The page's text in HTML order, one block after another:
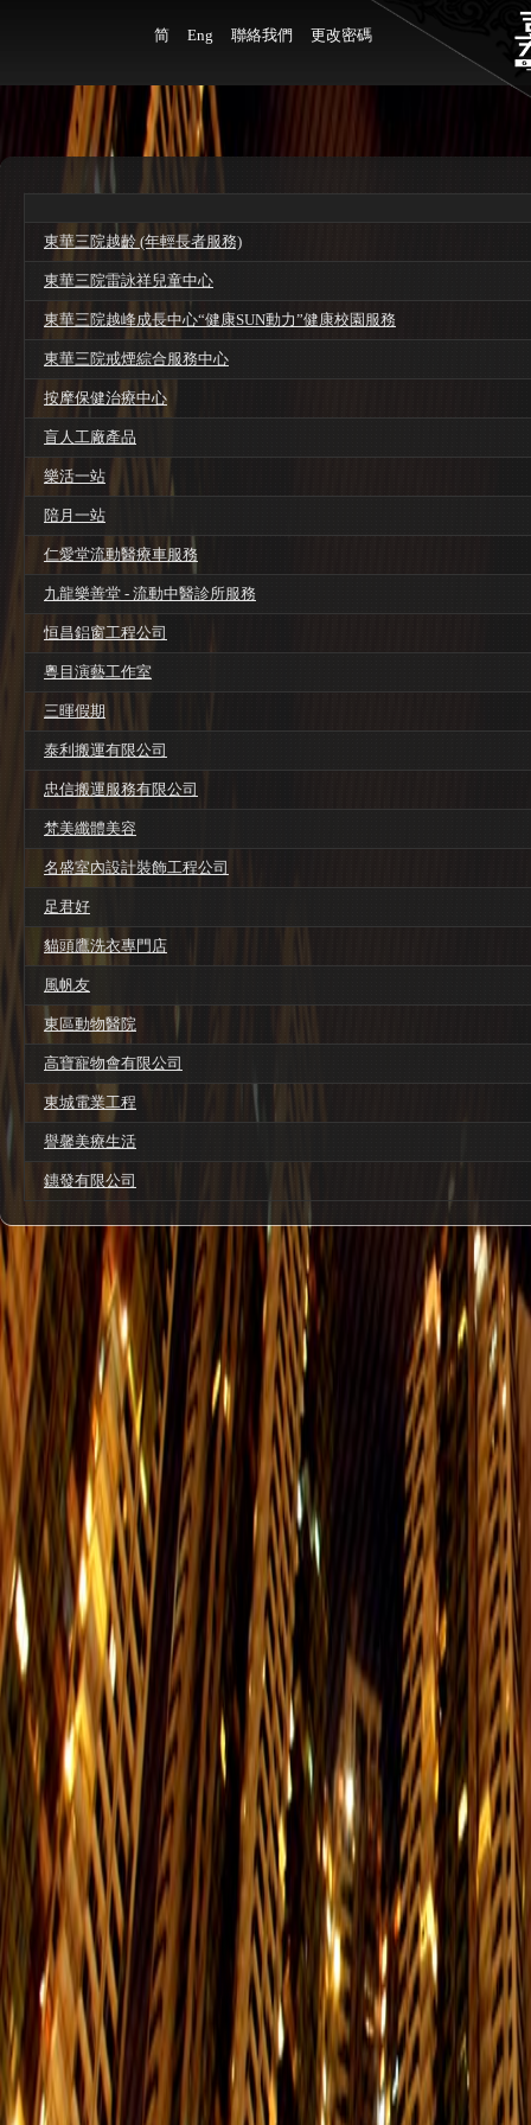
简 Eng 聯絡我們 更改密碼
東華三院越齡 (年輕長者服務)
東華三院雷詠祥兒童中心
東華三院越峰成長中心“健康SUN動力”健康校園服務
東華三院戒煙綜合服務中心
按摩保健治療中心
盲人工廠產品
樂活一站
陪月一站
仁愛堂流動醫療車服務
九龍樂善堂 - 流動中醫診所服務
恒昌鋁窗工程公司
粵目演藝工作室
三暉假期
泰利搬運有限公司
忠信搬運服務有限公司
梵美纖體美容
名盛室內設計裝飾工程公司
足君好
貓頭鷹洗衣專門店
風帆友
東區動物醫院
高寶寵物會有限公司
東城電業工程
譽馨美療生活
鏸發有限公司